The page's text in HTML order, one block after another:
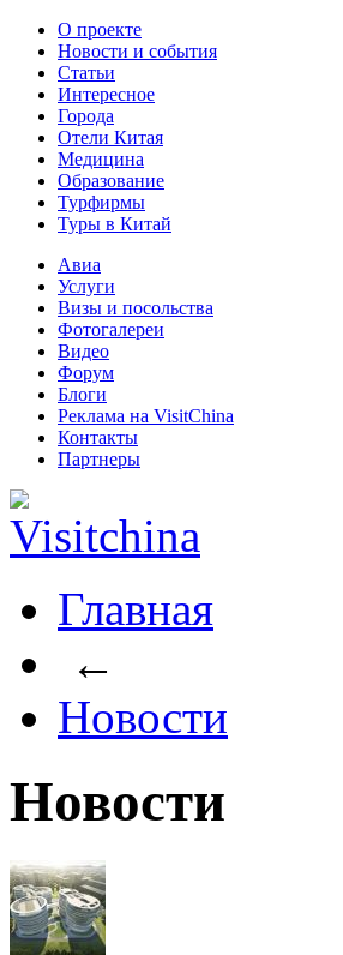
О проекте
Новости и события
Статьи
Интересное
Города
Отели Китая
Медицина
Образование
Турфирмы
Туры в Китай
Авиа
Услуги
Визы и посольства
Фотогалереи
Видео
Форум
Блоги
Реклама на VisitChina
Контакты
Партнеры
Главная
←
Новости
Новости